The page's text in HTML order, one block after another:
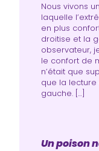
Nous vivons
laquelle
en plus
droitise et la
observateur,
le confort de
n’était que
que la lecture
gauche. […]
Un poison